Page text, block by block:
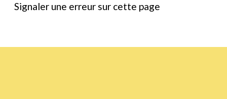
Signaler une erreur sur cette page